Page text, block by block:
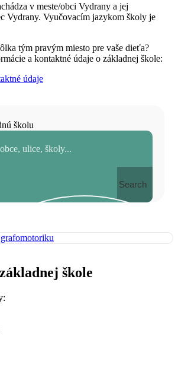
v meste/obci Vydrany a jej
Vydrany. Vyučovacím jazykom školy je
tým pravým miesto pre vaše dieťa?
a kontaktné údaje o základnej škole:
údaje
školu
Search
škole